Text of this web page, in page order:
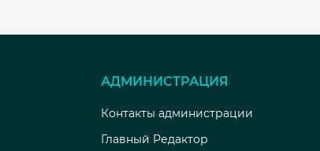
АДМИНИСТРАЦИЯ
Контакты администрации
Главный Редактор